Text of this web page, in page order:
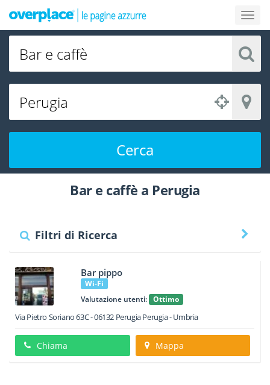
Cerca
Bar e caffè a Perugia
Filtri di Ricerca
Bar pippo
Wi-Fi
Valutazione utenti:
Ottimo
Via Pietro Soriano 63C-06132 PerugiaPerugia -Umbria
Chiama Mappa